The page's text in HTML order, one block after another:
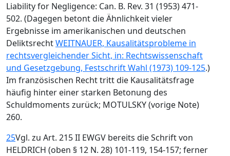
Liability for Negligence: Can. B. Rev. 31 (1953) 471-
502. (Dagegen betont die Ähnlichkeit vieler
Ergebnisse im amerikanischen und deutschen
DeliktsrechtWEITNAUER, Kausalitätsprobleme in
rechtsvergleichender Sicht, in: Rechtswissenschaft
und Gesetzgebung, Festschrift Wahl (1973) 109-125.)
Im französischen Recht tritt die Kausalitätsfrage
häufig hinter einer starken Betonung des
Schuldmoments zurück; MOTULSKY (vorige Note)
260.
25Vgl. zu Art. 215 II EWGV bereits die Schrift von
HELDRICH (oben § 12 N. 28) 101-119, 154-157; ferner